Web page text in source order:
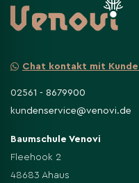
Chat kontakt mit
02561 - 8679900
kundenservice@venovi.de
Baumschule Venovi
Fleehook 2
48683 Ahaus